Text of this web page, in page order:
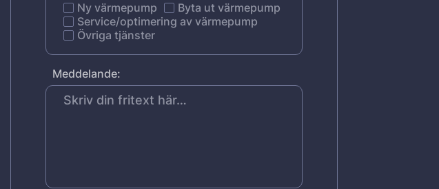
Ny värmepump
Byta ut värmepump
Service/optimering av värmepump
Övriga tjänster
Meddelande: